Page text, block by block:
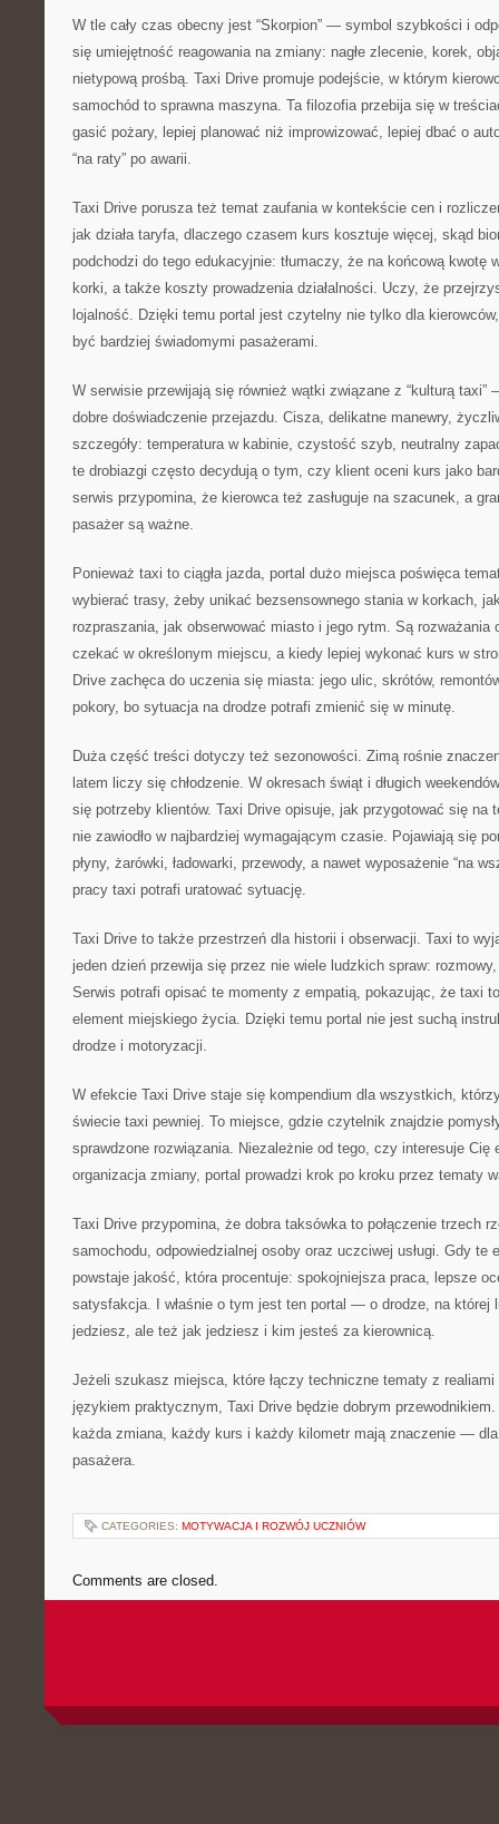
W tle cały czas obecny jest “Skorpion” — symbol szybkości i
się umiejętność reagowania na zmiany: nagłe zlecenie, korek,
nietypową prośbą. Taxi Drive promuje podejście, w którym
samochód to sprawna maszyna. Ta filozofia przebija się w
gasić pożary, lepiej planować niż improwizować, lepiej dbać o
“na raty” po awarii.
Taxi Drive porusza też temat zaufania w kontekście cen i
jak działa taryfa, dlaczego czasem kurs kosztuje więcej, skąd
podchodzi do tego edukacyjnie: tłumaczy, że na końcową kwotę
korki, a także koszty prowadzenia działalności. Uczy, że
lojalność. Dzięki temu portal jest czytelny nie tylko dla
być bardziej świadomymi pasażerami.
W serwisie przewijają się również wątki związane z “kulturą
dobre doświadczenie przejazdu. Cisza, delikatne manewry,
szczegóły: temperatura w kabinie, czystość szyb, neutralny
te drobiazgi często decydują o tym, czy klient oceni kurs jako
serwis przypomina, że kierowca też zasługuje na szacunek, a
pasażer są ważne.
Ponieważ taxi to ciągła jazda, portal dużo miejsca poświęca
wybierać trasy, żeby unikać bezsensownego stania w korkach,
rozpraszania, jak obserwować miasto i jego rytm. Są rozważania
czekać w określonym miejscu, a kiedy lepiej wykonać kurs w
Drive zachęca do uczenia się miasta: jego ulic, skrótów,
pokory, bo sytuacja na drodze potrafi zmienić się w minutę.
Duża część treści dotyczy też sezonowości. Zimą rośnie
latem liczy się chłodzenie. W okresach świąt i długich
się potrzeby klientów. Taxi Drive opisuje, jak przygotować się na
nie zawiodło w najbardziej wymagającym czasie. Pojawiają się
płyny, żarówki, ładowarki, przewody, a nawet wyposażenie “na
pracy taxi potrafi uratować sytuację.
Taxi Drive to także przestrzeń dla historii i obserwacji. Taxi to
jeden dzień przewija się przez nie wiele ludzkich spraw:
Serwis potrafi opisać te momenty z empatią, pokazując, że taxi
element miejskiego życia. Dzięki temu portal nie jest suchą
drodze i motoryzacji.
W efekcie Taxi Drive staje się kompendium dla wszystkich,
świecie taxi pewniej. To miejsce, gdzie czytelnik znajdzie
sprawdzone rozwiązania. Niezależnie od tego, czy interesuje Cię
organizacja zmiany, portal prowadzi krok po kroku przez tematy
Taxi Drive przypomina, że dobra taksówka to połączenie trzech
samochodu, odpowiedzialnej osoby oraz uczciwej usługi. Gdy te
powstaje jakość, która procentuje: spokojniejsza praca, lepsze
satysfakcja. I właśnie o tym jest ten portal — o drodze, na której
jedziesz, ale też jak jedziesz i kim jesteś za kierownicą.
Jeżeli szukasz miejsca, które łączy techniczne tematy z
językiem praktycznym, Taxi Drive będzie dobrym
każda zmiana, każdy kurs i każdy kilometr mają znaczenie —
pasażera.
CATEGORIES: MOTYWACJA I ROZWÓJ UCZNIÓW
Comments are closed.